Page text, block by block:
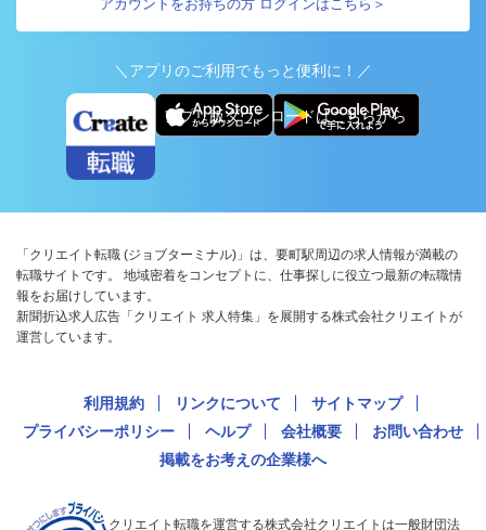
アカウントをお持ちの方 ログインはこちら＞
＼アプリのご利用でもっと便利に！／
アプリ版ダウンロードはこちらから
「クリエイト転職 (ジョブターミナル)」は、要町駅周辺の求人情報が満載の
転職サイトです。 地域密着をコンセプトに、仕事探しに役立つ最新の転職情
報をお届けしています。
新聞折込求人広告「クリエイト 求人特集」を展開する株式会社クリエイトが
運営しています。
利用規約 リンクについて
サイトマップ
プライバシーポリシー
ヘルプ 会社概要
お問い合わせ
掲載をお考えの企業様へ
クリエイト転職を運営する株式会社クリエイトは一般財団法